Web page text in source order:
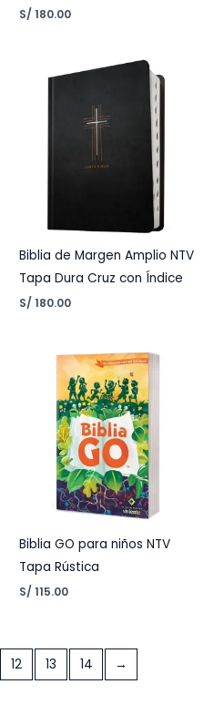
S/ 180.00
Biblia de Margen Amplio NTV
Tapa Dura Cruz con Índice
S/ 180.00
Biblia GO para niños NTV
Tapa Rústica
S/ 115.00
12 13 14 →